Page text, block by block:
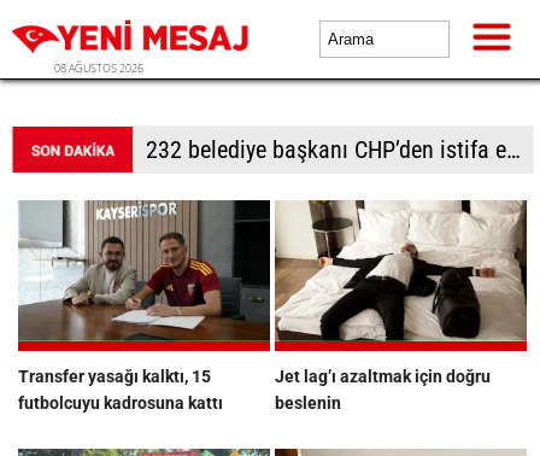
08 AĞUSTOS 2026
Adalet Komisyonu önünde gerginlik
Transfer yasağı kalktı, 15
futbolcuyu kadrosuna kattı
Jet lag’ı azaltmak için doğru
beslenin